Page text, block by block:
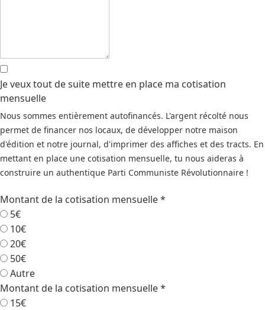
Je veux tout de suite mettre en place ma cotisation
mensuelle
Nous sommes entièrement autofinancés. L'argent récolté nous
permet de financer nos locaux, de développer notre maison
d'édition et notre journal, d'imprimer des affiches et des tracts. En
mettant en place une cotisation mensuelle, tu nous aideras à
construire un authentique Parti Communiste Révolutionnaire !
Montant de la cotisation mensuelle*
5€
10€
20€
50€
Autre
Montant de la cotisation mensuelle*
15€